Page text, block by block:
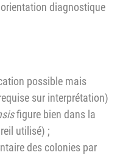
diagnostique
possible mais
sur interprétation)
figure bien dans la
utilisé) ;
des colonies par